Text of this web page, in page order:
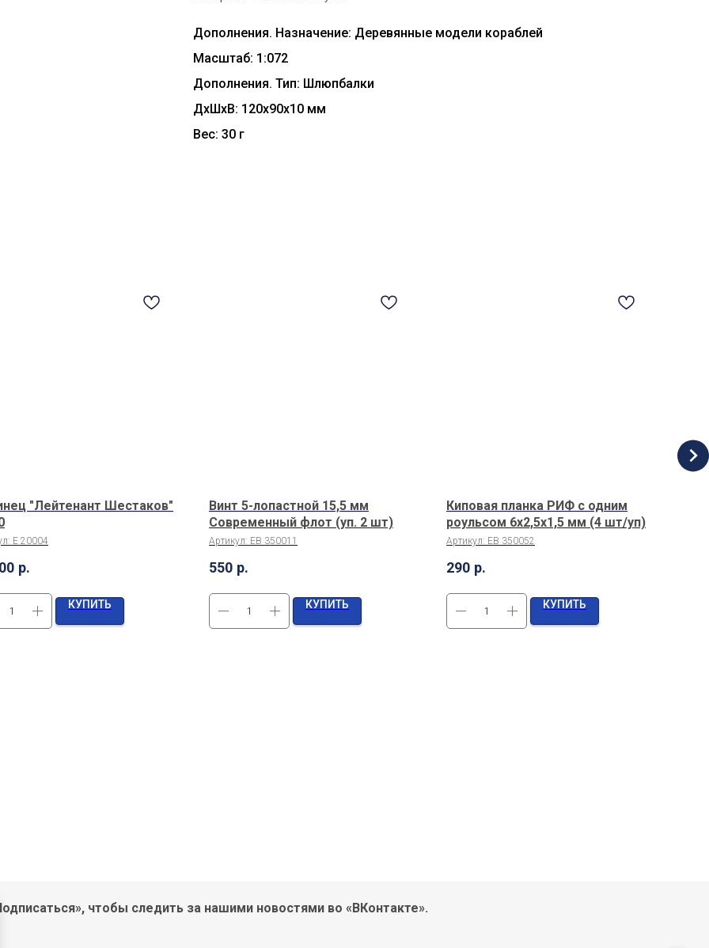
Дополнения. Назначение: Деревянные модели кораблей
Масштаб: 1:072
Дополнения. Тип: Шлюпбалки
ДxШxВ: 120x90x10 мм
Вес: 30 г
"Лейтенант Шестаков"
E 20004
р.
КУПИТЬ
Винт 5-лопастной 15,5 мм
Современный флот (уп. 2 шт)
Артикул: EB 350011
550 р.
КУПИТЬ
Киповая планка РИФ с одним
роульсом 6х2,5х1,5 мм (4 шт/уп)
Артикул: EB 350052
290 р.
КУПИТЬ
чтобы следить за нашими новостями во «ВКонтакте».